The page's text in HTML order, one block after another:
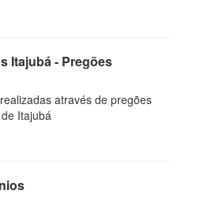
Itajubá - Pregões
através de pregões
Itajubá